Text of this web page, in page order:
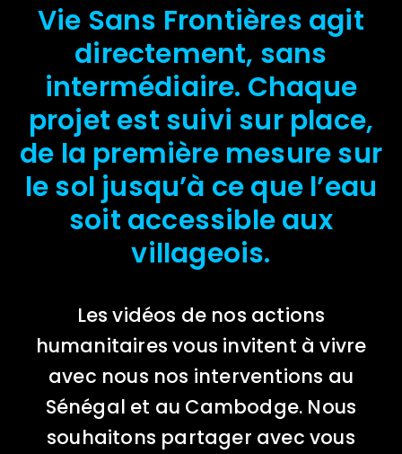
Vie Sans Frontières agit
directement, sans
intermédiaire. Chaque
projet est suivi sur place,
de la première mesure sur
le sol jusqu’à ce que l’eau
soit accessible aux
villageois.
Les vidéos de nos actions
humanitaires vous invitent à vivre
avec nous nos interventions au
Sénégal et au Cambodge. Nous
souhaitons partager avec vous